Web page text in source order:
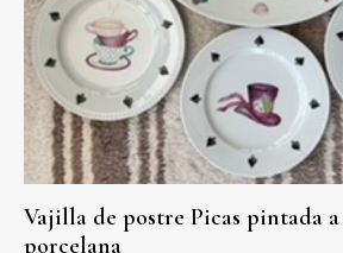
Vajilla de postre Picas pintada a
porcelana